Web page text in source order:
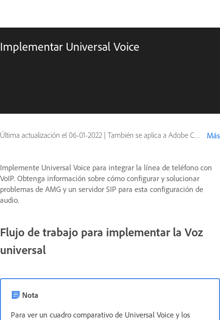
Implementar Universal Voice
Última actualización el 06-01-2022 | También se aplica a Adobe Connect 10, Adobe Connect 9 Más
Implemente Universal Voice para integrar la línea de teléfono con
VoIP. Obtenga información sobre cómo configurar y solucionar
problemas de AMG y un servidor SIP para esta configuración de
audio.
Flujo de trabajo para implementar la Voz
universal
Nota
Para ver un cuadro comparativo de Universal Voice y los